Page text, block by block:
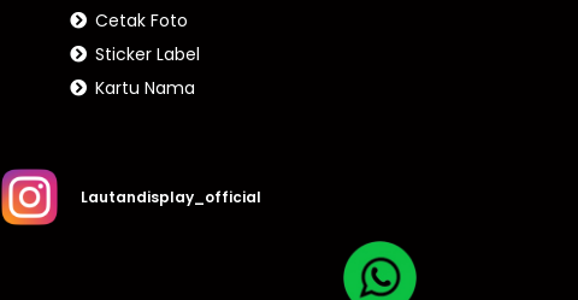
Cetak Foto
Sticker Label
Kartu Nama
Lautandisplay_official